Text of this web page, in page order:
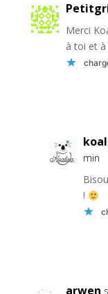
Merci
à toi et à
min
!
arwen